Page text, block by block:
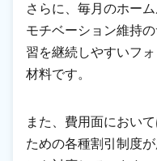
さらに、毎月のホー
モチベーション維持
習を継続しやすいフ
材料です。
また、費用面におい
ための各種割引制度